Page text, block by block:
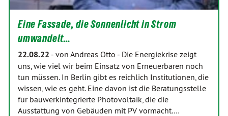
Eine Fassade, die Sonnenlicht in Strom
umwandelt…
22.08.22 - von Andreas Otto - Die Energiekrise zeigt
uns, wie viel wir beim Einsatz von Erneuerbaren noch
tun müssen. In Berlin gibt es reichlich Institutionen, die
wissen, wie es geht. Eine davon ist die Beratungsstelle
für bauwerkintegrierte Photovoltaik, die die
Ausstattung von Gebäuden mit PV vormacht.…